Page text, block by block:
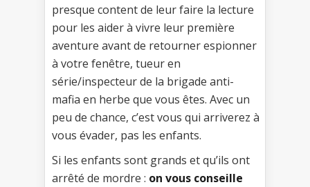
presque content de leur faire la lecture
pour les aider à vivre leur première
aventure avant de retourner espionner
à votre fenêtre, tueur en
série/inspecteur de la brigade anti-
mafia en herbe que vous êtes. Avec un
peu de chance, c’est vous qui arriverez à
vous évader, pas les enfants.
Si les enfants sont grands et qu’ils ont
arrêté de mordre : on vous conseille